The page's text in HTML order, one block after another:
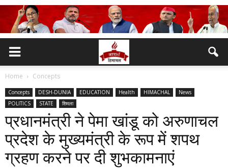
Home Concepts
Concepts DESH-DUNIA EDUCATION Health HIMACHAL
News
POLITICS
STATE शिमला
प्रधानमंत्री ने पेमा खांडू को अरुणाचल
प्रदेश के मुख्यमंत्री के रूप में शपथ
ग्रहण करने पर दी शुभकामनाएं